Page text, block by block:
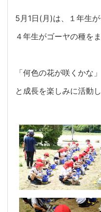
5月1日(月)は、１年生
４年生がゴーヤの種をま
「何色の花が咲くかな
と成長を楽しみに活動